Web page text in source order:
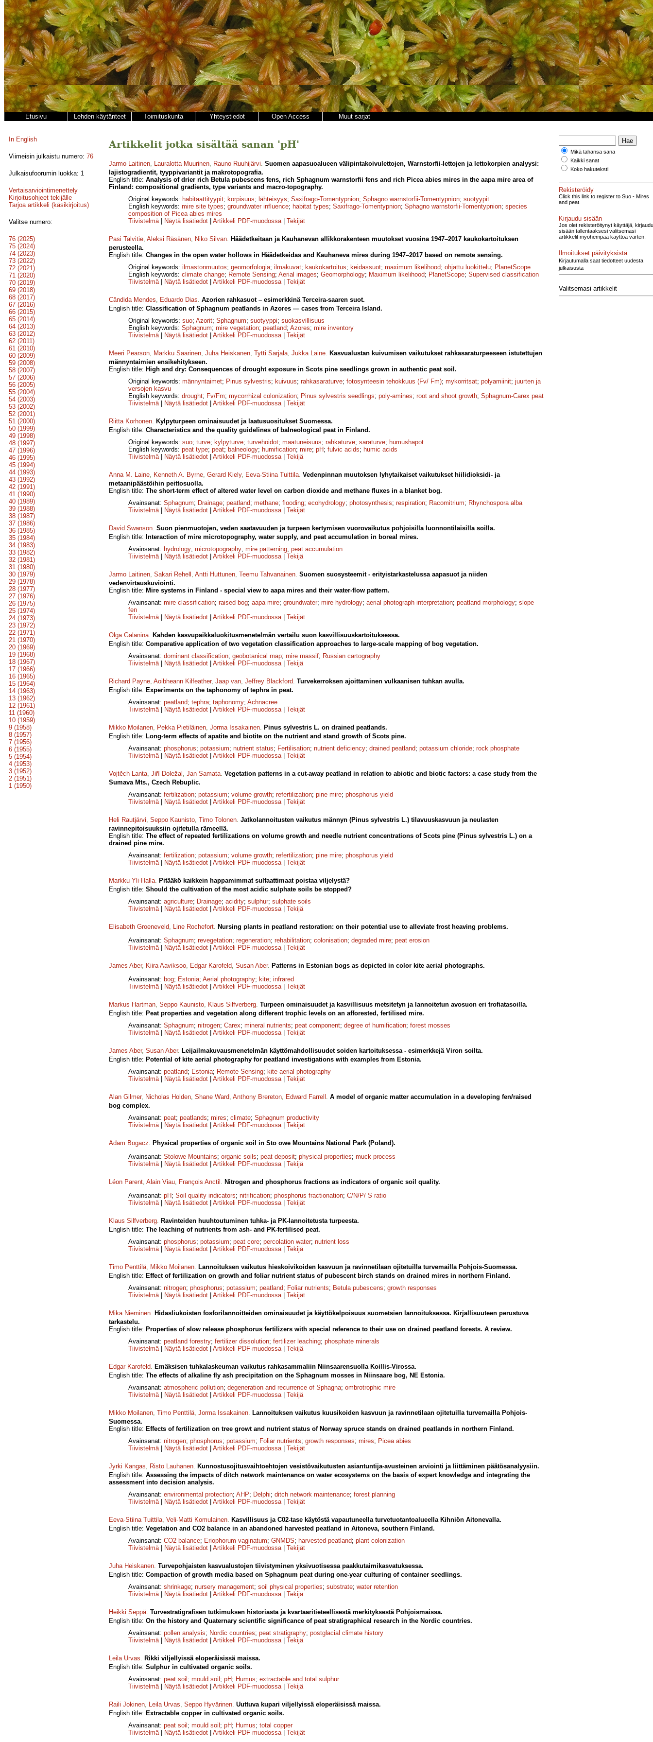
Etusivu Lehden käytänteet Toimituskunta Yhteystiedot Open Access Muut sarjat
In English
Viimeisin julkaistu numero: 76
Julkaisufoorumin luokka: 1
Vertaisarviointimenettely
Kirjoitusohjeet tekijälle
Tarjoa artikkeli (käsikirjoitus)
Valitse numero:
76 (2025)
75 (2024)
74 (2023)
73 (2022)
72 (2021)
71 (2020)
70 (2019)
69 (2018)
68 (2017)
67 (2016)
66 (2015)
65 (2014)
64 (2013)
63 (2012)
62 (2011)
61 (2010)
60 (2009)
59 (2008)
58 (2007)
57 (2006)
56 (2005)
55 (2004)
54 (2003)
53 (2002)
52 (2001)
51 (2000)
50 (1999)
49 (1998)
48 (1997)
47 (1996)
46 (1995)
45 (1994)
44 (1993)
43 (1992)
42 (1991)
41 (1990)
40 (1989)
39 (1988)
38 (1987)
37 (1986)
36 (1985)
35 (1984)
34 (1983)
33 (1982)
32 (1981)
31 (1980)
30 (1979)
29 (1978)
28 (1977)
27 (1976)
26 (1975)
25 (1974)
24 (1973)
23 (1972)
22 (1971)
21 (1970)
20 (1969)
19 (1968)
18 (1967)
17 (1966)
16 (1965)
15 (1964)
14 (1963)
13 (1962)
12 (1961)
11 (1960)
10 (1959)
9 (1958)
8 (1957)
7 (1956)
6 (1955)
5 (1954)
4 (1953)
3 (1952)
2 (1951)
1 (1950)
Artikkelit jotka sisältää sanan 'pH'
Jarmo Laitinen, Lauralotta Muurinen, Rauno Ruuhijärvi. Suomen aapasuoalueen välipintakoivulettojen, Warnstorfii-lettojen ja lettokorpien analyysi:
lajistogradientit, tyyppivariantit ja makrotopografia.
English title: Analysis of drier rich Betula pubescens fens, rich Sphagnum warnstorfii fens and rich Picea abies mires in the aapa mire area of
Finland: compositional gradients, type variants and macro-topography.
Original keywords: habitaattityypit; korpisuus; lähteisyys; Saxifrago-Tomentypnion; Sphagno warnstorfii-Tomentypnion; suotyypit
English keywords: mire site types; groundwater influence; habitat types; Saxifrago-Tomentypnion; Sphagno warnstorfii-Tomentypnion; species
composition of Picea abies mires
Tiivistelmä| Näytä lisätiedot Artikkeli PDF-muodossa| Tekijät
Pasi Talvitie, Aleksi Räsänen, Niko Silvan. Häädetkeitaan ja Kauhanevan allikkorakenteen muutokset vuosina 1947–2017 kaukokartoituksen
perusteella.
English title: Changes in the open water hollows in Häädetkeidas and Kauhaneva mires during 1947–2017 based on remote sensing.
Original keywords: ilmastonmuutos; geomorfologia; ilmakuvat; kaukokartoitus; keidassuot; maximum likelihood; ohjattu luokittelu; PlanetScope
English keywords: climate change; Remote Sensing; Aerial images; Geomorphology; Maximum likelihood; PlanetScope; Supervised classification
Tiivistelmä| Näytä lisätiedot Artikkeli PDF-muodossa| Tekijät
Cândida Mendes, Eduardo Dias. Azorien rahkasuot – esimerkkinä Terceira-saaren suot.
English title: Classification of Sphagnum peatlands in Azores — cases from Terceira Island.
Original keywords: suo; Azorit; Sphagnum; suotyyppi; suokasvillisuus
English keywords: Sphagnum; mire vegetation; peatland; Azores; mire inventory
Tiivistelmä| Näytä lisätiedot Artikkeli PDF-muodossa| Tekijät
Meeri Pearson, Markku Saarinen, Juha Heiskanen, Tytti Sarjala, Jukka Laine. Kasvualustan kuivumisen vaikutukset rahkasaraturpeeseen istutettujen
männyntaimien ensikehitykseen.
English title: High and dry: Consequences of drought exposure in Scots pine seedlings grown in authentic peat soil.
Original keywords: männyntaimet; Pinus sylvestris; kuivuus; rahkasaraturve; fotosynteesin tehokkuus (Fv/ Fm); mykorritsat; polyamiinit; juurten ja
versojen kasvu
English keywords: drought; Fv/Fm; mycorrhizal colonization; Pinus sylvestris seedlings; poly-amines; root and shoot growth; Sphagnum-Carex peat
Tiivistelmä| Näytä lisätiedot Artikkeli PDF-muodossa| Tekijät
Riitta Korhonen. Kylpyturpeen ominaisuudet ja laatusuositukset Suomessa.
English title: Characteristics and the quality guidelines of balneological peat in Finland.
Original keywords: suo; turve; kylpyturve; turvehoidot; maatuneisuus; rahkaturve; saraturve; humushapot
English keywords: peat type; peat; balneology; humification; mire; pH; fulvic acids; humic acids
Tiivistelmä| Näytä lisätiedot Artikkeli PDF-muodossa| Tekijä
Anna M. Laine, Kenneth A. Byrne, Gerard Kiely, Eeva-Stiina Tuittila. Vedenpinnan muutoksen lyhytaikaiset vaikutukset hiilidioksidi- ja
metaanipäästöihin peittosuolla.
English title: The short-term effect of altered water level on carbon dioxide and methane fluxes in a blanket bog.
Avainsanat: Sphagnum; Drainage; peatland; methane; flooding; ecohydrology; photosynthesis; respiration; Racomitrium; Rhynchospora alba
Tiivistelmä| Näytä lisätiedot Artikkeli PDF-muodossa| Tekijät
David Swanson. Suon pienmuotojen, veden saatavuuden ja turpeen kertymisen vuorovaikutus pohjoisilla luonnontilaisilla soilla.
English title: Interaction of mire microtopography, water supply, and peat accumulation in boreal mires.
Avainsanat: hydrology; microtopography; mire patterning; peat accumulation
Tiivistelmä| Näytä lisätiedot Artikkeli PDF-muodossa| Tekijä
Jarmo Laitinen, Sakari Rehell , Antti Huttunen, Teemu Tahvanainen. Suomen suosysteemit - erityistarkastelussa aapasuot ja niiden
vedenvirtauskuviointi.
English title: Mire systems in Finland - special view to aapa mires and their water-flow pattern.
Avainsanat: mire classification; raised bog; aapa mire; groundwater; mire hydrology; aerial photograph interpretation; peatland morphology; slope
fen
Tiivistelmä| Näytä lisätiedot Artikkeli PDF-muodossa| Tekijät
Olga Galanina. Kahden kasvupaikkaluokitusmenetelmän vertailu suon kasvillisuuskartoituksessa.
English title: Comparative application of two vegetation classification approaches to large-scale mapping of bog vegetation.
Avainsanat: dominant classification; geobotanical map; mire massif; Russian cartography
Tiivistelmä| Näytä lisätiedot Artikkeli PDF-muodossa| Tekijä
Richard Payne, Aoibheann Kilfeather, Jaap van, Jeffrey Blackford. Turvekerroksen ajoittaminen vulkaanisen tuhkan avulla.
English title: Experiments on the taphonomy of tephra in peat.
Avainsanat: peatland; tephra; taphonomy; Achnacree
Tiivistelmä| Näytä lisätiedot Artikkeli PDF-muodossa| Tekijät
Mikko Moilanen, Pekka Pietiläinen, Jorma Issakainen. Pinus sylvestris L. on drained peatlands.
English title: Long-term effects of apatite and biotite on the nutrient and stand growth of Scots pine.
Avainsanat: phosphorus; potassium; nutrient status; Fertilisation; nutrient deficiency; drained peatland; potassium chloride; rock phosphate
Tiivistelmä| Näytä lisätiedot Artikkeli PDF-muodossa| Tekijät
Vojtěch Lanta, Jiří Doležal , Jan Samata. Vegetation patterns in a cut-away peatland in relation to abiotic and biotic factors: a case study from the
Sumava Mts., Czech Rebuplic.
Avainsanat: fertilization; potassium; volume growth; refertilization; pine mire; phosphorus yield
Tiivistelmä| Näytä lisätiedot Artikkeli PDF-muodossa| Tekijät
Heli Rautjärvi, Seppo Kaunisto, Timo Tolonen. Jatkolannoitusten vaikutus männyn (Pinus sylvestris L.) tilavuuskasvuun ja neulasten
ravinnepitoisuuksiin ojitetulla rämeellä.
English title: The effect of repeated fertilizations on volume growth and needle nutrient concentrations of Scots pine (Pinus sylvestris L.) on a
drained pine mire.
Avainsanat: fertilization; potassium; volume growth; refertilization; pine mire; phosphorus yield
Tiivistelmä| Näytä lisätiedot Artikkeli PDF-muodossa| Tekijät
Markku Yli-Halla. Pitääkö kaikkein happamimmat sulfaattimaat poistaa viljelystä?
English title: Should the cultivation of the most acidic sulphate soils be stopped?
Avainsanat: agriculture; Drainage; acidity; sulphur; sulphate soils
Tiivistelmä| Näytä lisätiedot Artikkeli PDF-muodossa| Tekijä
Elisabeth Groeneveld, Line Rochefort. Nursing plants in peatland restoration: on their potential use to alleviate frost heaving problems.
Avainsanat: Sphagnum; revegetation; regeneration; rehabilitation; colonisation; degraded mire; peat erosion
Tiivistelmä| Näytä lisätiedot Artikkeli PDF-muodossa| Tekijät
James Aber, Kiira Aaviksoo, Edgar Karofeld, Susan Aber. Patterns in Estonian bogs as depicted in color kite aerial photographs.
Avainsanat: bog; Estonia; Aerial photography; kite; infrared
Tiivistelmä| Näytä lisätiedot Artikkeli PDF-muodossa| Tekijät
Markus Hartman, Seppo Kaunisto, Klaus Silfverberg. Turpeen ominaisuudet ja kasvillisuus metsitetyn ja lannoitetun avosuon eri trofiatasoilla.
English title: Peat properties and vegetation along different trophic levels on an afforested, fertilised mire.
Avainsanat: Sphagnum; nitrogen; Carex; mineral nutrients; peat component; degree of humification; forest mosses
Tiivistelmä| Näytä lisätiedot Artikkeli PDF-muodossa| Tekijät
James Aber, Susan Aber. Leijailmakuvausmenetelmän käyttömahdollisuudet soiden kartoituksessa - esimerkkejä Viron soilta.
English title: Potential of kite aerial photography for peatland investigations with examples from Estonia.
Avainsanat: peatland; Estonia; Remote Sensing; kite aerial photography
Tiivistelmä| Näytä lisätiedot Artikkeli PDF-muodossa| Tekijät
Alan Gilmer, Nicholas Holden, Shane Ward, Anthony Brereton, Edward Farrell . A model of organic matter accumulation in a developing fen/raised
bog complex.
Avainsanat: peat; peatlands; mires; climate; Sphagnum productivity
Tiivistelmä| Näytä lisätiedot Artikkeli PDF-muodossa| Tekijät
Adam Bogacz. Physical properties of organic soil in Sto owe Mountains National Park (Poland).
Avainsanat: Stolowe Mountains; organic soils; peat deposit; physical properties; muck process
Tiivistelmä| Näytä lisätiedot Artikkeli PDF-muodossa| Tekijä
Léon Parent, Alain Viau, François Anctil . Nitrogen and phosphorus fractions as indicators of organic soil quality.
Avainsanat: pH; Soil quality indicators; nitrification; phosphorus fractionation; C/N/P/ S ratio
Tiivistelmä| Näytä lisätiedot Artikkeli PDF-muodossa| Tekijät
Klaus Silfverberg. Ravinteiden huuhtoutuminen tuhka- ja PK-lannoitetusta turpeesta.
English title: The leaching of nutrients from ash- and PK-fertilised peat.
Avainsanat: phosphorus; potassium; peat core; percolation water; nutrient loss
Tiivistelmä| Näytä lisätiedot Artikkeli PDF-muodossa| Tekijä
Timo Penttilä, Mikko Moilanen. Lannoituksen vaikutus hieskoivikoiden kasvuun ja ravinnetilaan ojitetuilla turvemailla Pohjois-Suomessa.
English title: Effect of fertilization on growth and foliar nutrient status of pubescent birch stands on drained mires in northern Finland.
Avainsanat: nitrogen; phosphorus; potassium; peatland; Foliar nutrients; Betula pubescens; growth responses
Tiivistelmä| Näytä lisätiedot Artikkeli PDF-muodossa| Tekijät
Mika Nieminen. Hidasliukoisten fosforilannoitteiden ominaisuudet ja käyttökelpoisuus suometsien lannoituksessa. Kirjallisuuteen perustuva
tarkastelu.
English title: Properties of slow release phosphorus fertilizers with special reference to their use on drained peatland forests. A review.
Avainsanat: peatland forestry; fertilizer dissolution; fertilizer leaching; phosphate minerals
Tiivistelmä| Näytä lisätiedot Artikkeli PDF-muodossa| Tekijä
Edgar Karofeld. Emäksisen tuhkalaskeuman vaikutus rahkasammaliin Niinsaarensuolla Koillis-Virossa.
English title: The effects of alkaline fly ash precipitation on the Sphagnum mosses in Niinsaare bog, NE Estonia.
Avainsanat: atmospheric pollution; degeneration and recurrence of Sphagna; ombrotrophic mire
Tiivistelmä| Näytä lisätiedot Artikkeli PDF-muodossa| Tekijä
Mikko Moilanen, Timo Penttilä, Jorma Issakainen. Lannoituksen vaikutus kuusikoiden kasvuun ja ravinnetilaan ojitetuilla turvemailla Pohjois-
Suomessa.
English title: Effects of fertilization on tree growt and nutrient status of Norway spruce stands on drained peatlands in northern Finland.
Avainsanat: nitrogen; phosphorus; potassium; Foliar nutrients; growth responses; mires; Picea abies
Tiivistelmä| Näytä lisätiedot Artikkeli PDF-muodossa| Tekijät
Jyrki Kangas, Risto Lauhanen. Kunnostusojitusvaihtoehtojen vesistövaikutusten asiantuntija-avusteinen arviointi ja liittäminen päätösanalyysiin.
English title: Assessing the impacts of ditch network maintenance on water ecosystems on the basis of expert knowledge and integrating the
assessment into decision analysis.
Avainsanat: environmental protection; AHP; Delphi; ditch network maintenance; forest planning
Tiivistelmä| Näytä lisätiedot Artikkeli PDF-muodossa| Tekijät
Eeva-Stiina Tuittila, Veli-Matti Komulainen. Kasvillisuus ja C02-tase käytöstä vapautuneella turvetuotantoalueella Kihniön Aitonevalla.
English title: Vegetation and CO2 balance in an abandoned harvested peatland in Aitoneva, southern Finland.
Avainsanat: CO2 balance; Eriophorum vaginatum; GNMDS; harvested peatland; plant colonization
Tiivistelmä| Näytä lisätiedot Artikkeli PDF-muodossa| Tekijät
Juha Heiskanen. Turvepohjaisten kasvualustojen tiivistyminen yksivuotisessa paakkutaimikasvatuksessa.
English title: Compaction of growth media based on Sphagnum peat during one-year culturing of container seedlings.
Avainsanat: shrinkage; nursery management; soil physical properties; substrate; water retention
Tiivistelmä| Näytä lisätiedot Artikkeli PDF-muodossa| Tekijä
Heikki Seppä. Turvestratigrafisen tutkimuksen historiasta ja kvartaaritieteellisestä merkityksestä Pohjoismaissa.
English title: On the history and Quaternary scientific significance of peat stratigraphical research in the Nordic countries.
Avainsanat: pollen analysis; Nordic countries; peat stratigraphy; postglacial climate history
Tiivistelmä| Näytä lisätiedot Artikkeli PDF-muodossa| Tekijä
Leila Urvas. Rikki viljellyissä eloperäisissä maissa.
English title: Sulphur in cultivated organic soils.
Avainsanat: peat soil ; mould soil ; pH; Humus; extractable and total sulphur
Tiivistelmä| Näytä lisätiedot Artikkeli PDF-muodossa| Tekijä
Raili Jokinen, Leila Urvas, Seppo Hyvärinen. Uuttuva kupari viljellyissä eloperäisissä maissa.
English title: Extractable copper in cultivated organic soils.
Avainsanat: peat soil ; mould soil ; pH; Humus; total copper
Tiivistelmä| Näytä lisätiedot Artikkeli PDF-muodossa| Tekijät
Mikä tahansa sana
Kaikki sanat
Koko hakuteksti
Rekisteröidy
Click this link to register to Suo - Mires
and peat.
Kirjaudu sisään
Jos olet rekisteröitynyt käyttäjä, kirjaudu
sisään tallentaaksesi valitsemasi
artikkelit myöhempää käyttöä varten.
Ilmoitukset päivityksistä
Kirjautumalla saat tiedotteet uudesta
julkaisusta
Valitsemasi artikkelit